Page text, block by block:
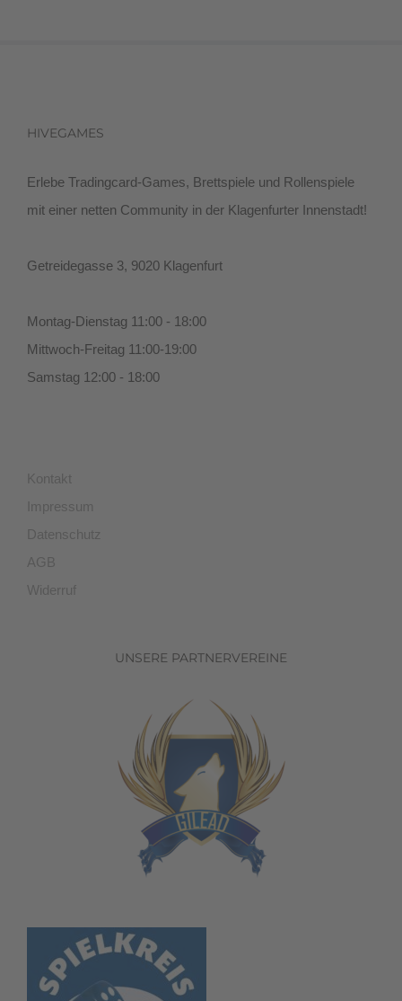
HIVEGAMES
Erlebe Tradingcard-Games, Brettspiele und Rollenspiele
mit einer netten Community in der Klagenfurter Innenstadt!
Getreidegasse 3, 9020 Klagenfurt
Montag-Dienstag 11:00 - 18:00
Mittwoch-Freitag 11:00-19:00
Samstag 12:00 - 18:00
Kontakt
Impressum
Datenschutz
AGB
Widerruf
UNSERE PARTNERVEREINE